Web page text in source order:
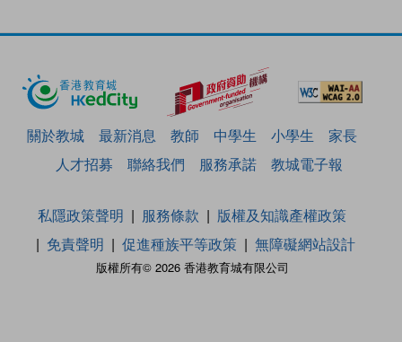
關於教城 最新消息 教師 中學生 小學生
家長
人才招募
聯絡我們 服務承諾 教城電子報
版權所有© 2026 香港教育城有限公司
私隱政策聲明 服務條款
版權及知識產權政策
免責聲明
促進種族平等政策 無障礙網站設計